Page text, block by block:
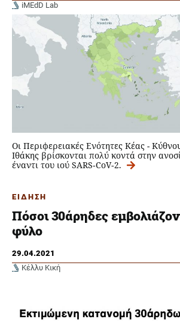
iMEdD Lab
Οι Περιφερειακές Ενότητες Κέας -
Ιθάκης βρίσκονται πολύ κοντά στην
έναντι του ιού SARS‑CoV‑2.
ΕΙΔΗΣΗ
Πόσοι 30άρηδες
φύλο
29.04.2021
Κέλλυ Κική